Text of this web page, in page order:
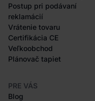
Postup pri podávaní
reklamácií
Vrátenie tovaru
Certifikácia CE
Veľkoobchod
Plánovač tapiet
PRE VÁS
Blog